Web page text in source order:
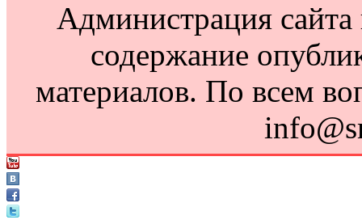
Администрация сайта
содержание
материалов. По всем